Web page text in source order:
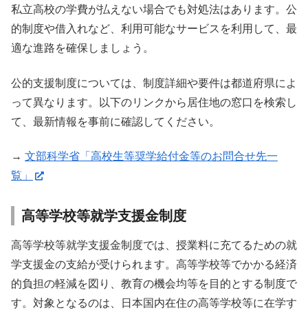
私立高校の学費が払えない場合でも対処法はあります。公
的制度や借入れなど、利用可能なサービスを利用して、最
適な進路を確保しましょう。
公的支援制度については、制度詳細や要件は都道府県によ
って異なります。以下のリンクから居住地の窓口を検索し
て、最新情報を事前に確認してください。
→ 文部科学省「高校生等奨学給付金等のお問合せ先一
覧」
高等学校等就学支援金制度
高等学校等就学支援金制度では、授業料に充てるための就
学支援金の支給が受けられます。高等学校等でかかる経済
的負担の軽減を図り、教育の機会均等を目的とする制度で
す。対象となるのは、日本国内在住の高等学校等に在学す